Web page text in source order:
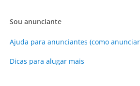
Sou anunciante
Ajuda para anunciantes (como
Dicas para alugar mais